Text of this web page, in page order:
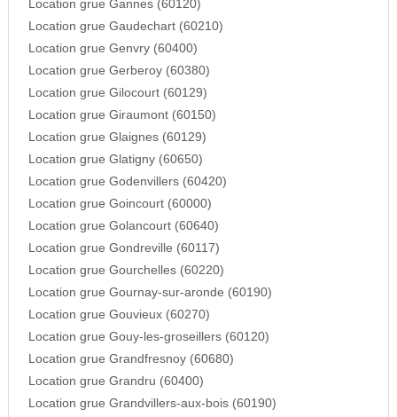
Location grue Gannes (60120)
Location grue Gaudechart (60210)
Location grue Genvry (60400)
Location grue Gerberoy (60380)
Location grue Gilocourt (60129)
Location grue Giraumont (60150)
Location grue Glaignes (60129)
Location grue Glatigny (60650)
Location grue Godenvillers (60420)
Location grue Goincourt (60000)
Location grue Golancourt (60640)
Location grue Gondreville (60117)
Location grue Gourchelles (60220)
Location grue Gournay-sur-aronde (60190)
Location grue Gouvieux (60270)
Location grue Gouy-les-groseillers (60120)
Location grue Grandfresnoy (60680)
Location grue Grandru (60400)
Location grue Grandvillers-aux-bois (60190)